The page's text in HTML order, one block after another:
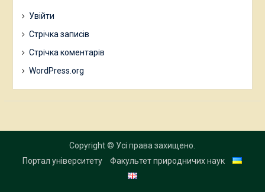
Увійти
Стрічка записів
Стрічка коментарів
WordPress.org
Copyright © Усі права захищено.
Портал університету
Факультет природничих наук